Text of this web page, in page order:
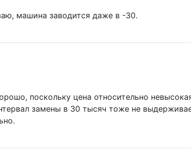
машина заводится даже в -30.
поскольку цена относительно
замены в 30 тысяч тоже не